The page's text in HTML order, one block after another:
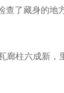
查了藏身的地
廊柱六成新，